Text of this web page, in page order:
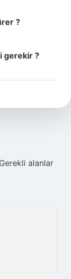
?
gerekir ?
Gerekli alanlar